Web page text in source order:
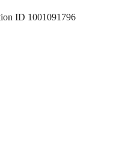
ID 1001091796